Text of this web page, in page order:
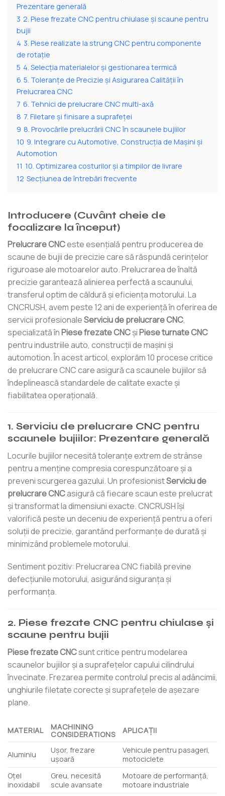
Prezentare generală
3 2. Piese frezate CNC pentru chiulase și scaune pentru
bujii
4 3. Piese realizate la strung CNC pentru componente
de rotație
5 4. Selecția materialelor și gestionarea termică
6 5. Toleranțe de Precizie și Asigurarea Calității în
Prelucrarea CNC
7 6. Tehnici de prelucrare CNC multi-axă
8 7. Filetare și finisare a suprafeței
9 8. Provocările prelucrării CNC în scaunele bujiilor
10 9. Integrare cu Automotive, Construcția de Mașini și
Automotion
11 10. Optimizarea costurilor și a timpilor de livrare
12 Secțiunea de întrebări frecvente
Introducere (Cuvânt cheie de
focalizare la început)
Prelucrare CNCeste esențială pentru producerea de
scaune de bujii de precizie care să răspundă cerințelor
riguroase ale motoarelor auto. Prelucrarea de înaltă
precizie garantează alinierea perfectă a scaunului,
transferul optim de căldură și eficiența motorului. La
CNCRUSH, avem peste 12 ani de experiență în oferirea de
servicii profesionaleServiciu de prelucrare CNC,
specializată înPiese frezate CNCşiPiese turnate CNC
pentru industriile auto, construcții de mașini și
automotion. În acest articol, explorăm 10 procese critice
de prelucrare CNC care asigură ca scaunele bujiilor să
îndeplinească standardele de calitate exacte și
fiabilitatea operațională.
1. Serviciu de prelucrare CNC pentru
scaunele bujiilor: Prezentare generală
Locurile bujiilor necesită toleranțe extrem de strânse
pentru a menține compresia corespunzătoare și a
preveni scurgerea gazului. Un profesionistServiciu de
prelucrare CNCasigură că fiecare scaun este prelucrat
și transformat la dimensiuni exacte. CNCRUSH își
valorifică peste un deceniu de experiență pentru a oferi
soluții de precizie, garantând performanțe de durată și
minimizând problemele motorului.
Sentiment pozitiv: Prelucrarea CNC fiabilă previne
defecțiunile motorului, asigurând siguranța și
performanța.
2. Piese frezate CNC pentru chiulase și
scaune pentru bujii
Piese frezate CNCsunt critice pentru modelarea
scaunelor bujiilor și a suprafețelor capului cilindrului
învecinate. Frezarea permite controlul precis al adâncimii,
unghiurile filetate corecte și suprafețele de așezare
plane.
MATERIAL MACHINING
CONSIDERATIONS APLICAȚII
Aluminiu
Ușor, frezare
ușoară
Vehicule pentru pasageri,
motociclete
Oţel
inoxidabil
Greu, necesită
scule avansate
Motoare de performanță,
motoare industriale